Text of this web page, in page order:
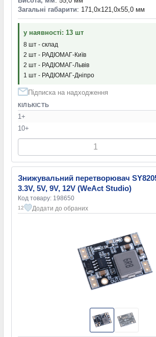
Загальні габарити: 171,0x121,0x55,0 мм
у наявності: 13 шт
8 шт - склад
2 шт - РАДІОМАГ-Київ
2 шт - РАДІОМАГ-Львів
1 шт - РАДІОМАГ-Дніпро
Підписка на надходження
КІЛЬКІСТЬ
1+
10+
Знижувальний перетворювач
3.3V, 5V, 9V, 12V (WeAct Studio)
Код товару: 198650
12 Додати до обраних